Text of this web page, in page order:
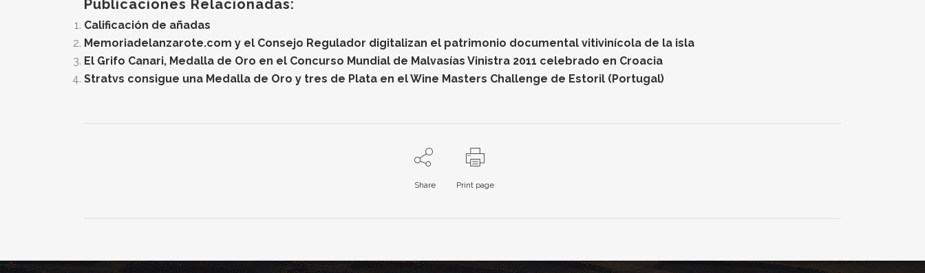
Publicaciones Relacionadas:
Calificación de añadas
Memoriadelanzarote.com y el Consejo Regulador digitalizan el patrimonio documental vitivinícola de la isla
El Grifo Canari, Medalla de Oro en el Concurso Mundial de Malvasías Vinistra 2011 celebrado en Croacia
Stratvs consigue una Medalla de Oro y tres de Plata en el Wine Masters Challenge de Estoril (Portugal)
Share Print page